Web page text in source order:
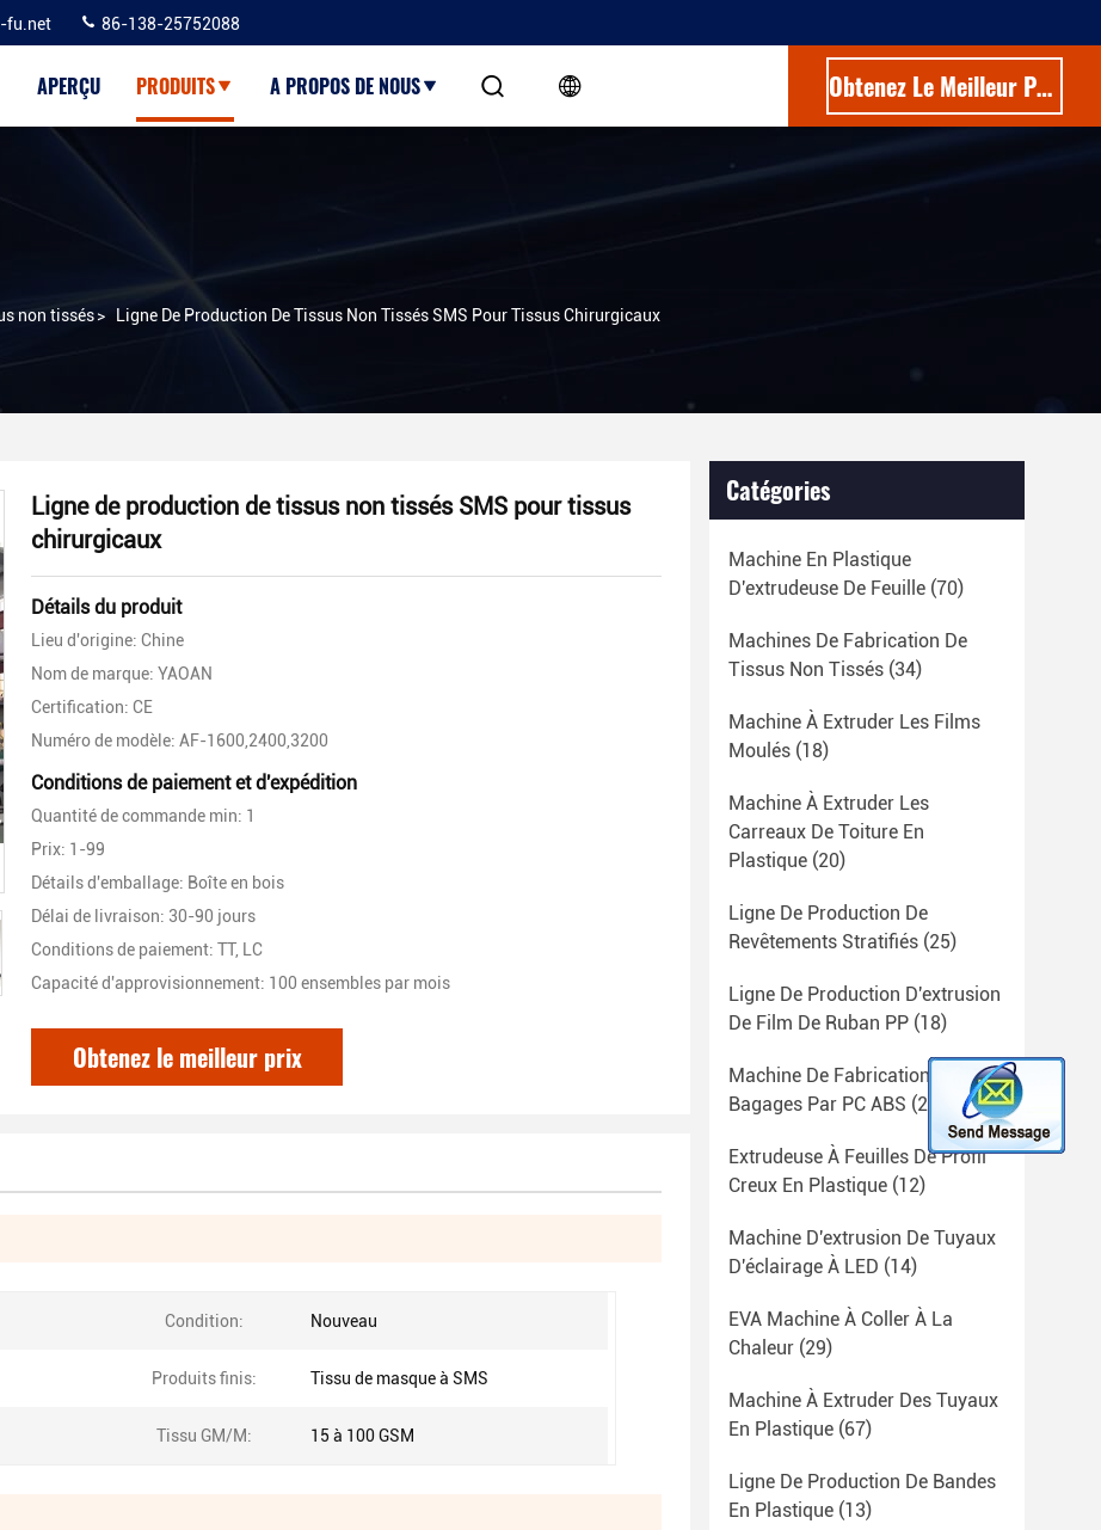
fu.net 86-138-25752088
APERÇU PRODUITS A PROPOS DE NOUS Obtenez Le Meilleur Prix
non tissés> Ligne De Production De Tissus Non Tissés SMS Pour Tissus Chirurgicaux
Ligne de production de tissus non tissés SMS pour tissus
chirurgicaux
Détails du produit
Lieu d'origine: Chine
Nom de marque: YAOAN
Certification: CE
Numéro de modèle: AF-1600,2400,3200
Conditions de paiement et d'expédition
Quantité de commande min: 1
Prix: 1-99
Détails d'emballage: Boîte en bois
Délai de livraison: 30-90 jours
Conditions de paiement: TT, LC
Capacité d'approvisionnement: 100 ensembles par mois
Obtenez le meilleur prix
Condition: Nouveau
Produits finis: Tissu de masque à SMS
Tissu GM/M: 15 à 100 GSM
Catégories
Machine En Plastique
D'extrudeuse De Feuille (70)
Machines De Fabrication De
Tissus Non Tissés (34)
Machine À Extruder Les Films
Moulés (18)
Machine À Extruder Les
Carreaux De Toiture En
Plastique (20)
Ligne De Production De
Revêtements Stratifiés (25)
Ligne De Production D'extrusion
De Film De Ruban PP (18)
Machine De Fabrication De
Bagages Par PC ABS (23)
Extrudeuse À Feuilles De Profil
Creux En Plastique (12)
Machine D'extrusion De Tuyaux
D'éclairage À LED (14)
EVA Machine À Coller À La
Chaleur (29)
Machine À Extruder Des Tuyaux
En Plastique (67)
Ligne De Production De Bandes
En Plastique (13)